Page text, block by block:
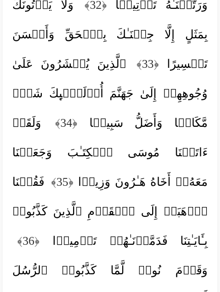
وَرَتَّلۡنَـٰهُ تَرۡتِیلࣰا ﴿32﴾ وَلَا یَأۡتُونَكَ
بِمَثَلٍ إِلَّا جِئۡنَـٰكَ بِٱلۡحَقِّ وَأَحۡسَنَ
تَفۡسِیرًا ﴿33﴾ ٱلَّذِینَ یُحۡشَرُونَ عَلَىٰ
وُجُوهِهِمۡ إِلَىٰ جَهَنَّمَ أُو۟لَـٰۤىِٕكَ شَرࣱّ
مَّكَانࣰا وَأَضَلُّ سَبِیلࣰا ﴿34﴾ وَلَقَدۡ
ءَاتَیۡنَا مُوسَى ٱلۡكِتَـٰبَ وَجَعَلۡنَا
مَعَهُۥۤ أَخَاهُ هَـٰرُونَ وَزِیرࣰا ﴿35﴾ فَقُلۡنَا
ٱذۡهَبَاۤ إِلَى ٱلۡقَوۡمِ ٱلَّذِینَ كَذَّبُوا۟
بِـَٔایَـٰتِنَا فَدَمَّرۡنَـٰهُمۡ تَدۡمِیرࣰا ﴿36﴾
وَقَوۡمَ نُوحࣲ لَّمَّا كَذَّبُوا۟ ٱلرُّسُلَ